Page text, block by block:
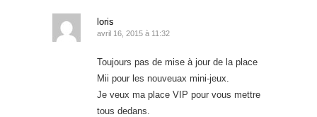
loris
avril 16, 2015 à 11:32
Toujours pas de mise à jour de la place
Mii pour les nouveuax mini-jeux.
Je veux ma place VIP pour vous mettre
tous dedans.